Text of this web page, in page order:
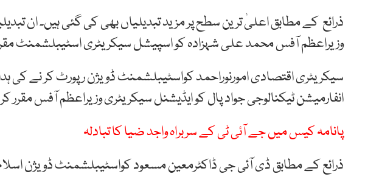
ذرائع کے مطابق اعلیٰ ترین سطح پر مزید تبدیلیاں بھی کی گئی ہیں۔ ان
وزیراعظم آفس محمد علی شہزادہ کو اسپیشل سیکریٹری اسٹیبلشمنٹ
سیکریٹری اقتصادی امورنوراحمد کواسٹیبلشمنٹ ڈویژن رپورٹ کر نے کی
انفارمیشن ٹیکنالوجی جواد پال کو ایڈیشنل سیکریٹری وزیراعظم آفس مقرر
پانامہ کیس میں جے آئی ٹی کے سربراہ واجد ضیا کا تبادلہ
ذرائع کے مطابق ڈی آئی جی ڈاکٹرمعین مسعود کواسٹیبلشمنٹ ڈویژن